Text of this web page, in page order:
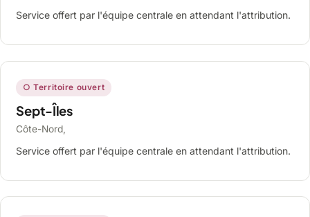
Service offert par l'équipe centrale en attendant l'attribution.
○ Territoire ouvert
Sept-Îles
Côte-Nord,
Service offert par l'équipe centrale en attendant l'attribution.